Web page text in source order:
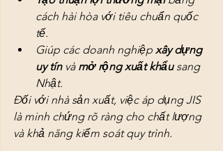
cách hài hòa với tiêu chuẩn quốc
tế.
Giúp các doanh nghiệp xây dựng
uy tín và mở rộng xuất khẩu sang
Nhật.
Đối với nhà sản xuất, việc áp dụng JIS
là minh chứng rõ ràng cho chất lượng
và khả năng kiểm soát quy trình.